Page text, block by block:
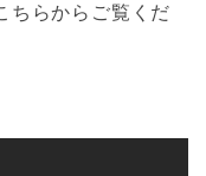
ちらからご覧くだ